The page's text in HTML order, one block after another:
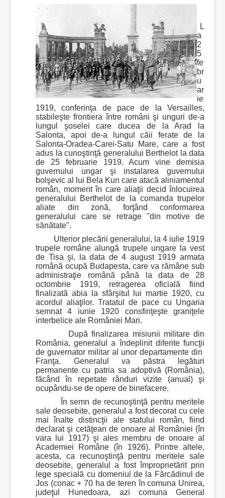
L
a
2
5
fe
br
u
ar
ie
1919, conferinţa de pace de la Versailles,
stabileşte frontiera între români şi unguri de-a
lungul şoselei care ducea de la Arad la
Salonta, apoi de-a lungul căii ferate de la
Salonta-Oradea-Carei-Satu Mare, care a fost
adus la cunoştinţă generalului Berthelot la data
de 25 februarie 1919. Acum vine demisia
guvernului ungar şi instalarea guvernului
bolşevic al lui Bela Kun care atacă aliniamentul
român, moment în care aliaţii decid înlocuirea
generalului Berthelot de la comanda trupelor
aliate din zonă, forţând conformarea
generalului care se retrage "din motive de
sănătate".
Ulterior plecării generalului, la 4 iulie 1919
trupele române alungă trupele ungare la vest
de Tisa şi, la data de 4 august 1919 armata
română ocupă Budapesta, care va rămâne sub
administraţie română până la data de 28
octombrie 1919, retragerea oficială fiind
finalizată abia la sfârşitul lui martie 1920, cu
acordul aliaţilor. Tratatul de pace cu Ungaria
semnat 4 iunie 1920 consfinţeşte graniţele
interbelice ale României Mari.
După finalizarea misiunii militare din
România, generalul a îndeplinit diferite funcţii
de guvernator militar al unor departamente din
Franţa. Generalul va păstra legături
permanente cu patria sa adoptivă (România),
făcând în repetate rânduri vizite (anual) şi
ocupându-se de opere de binefacere.
În semn de recunoştinţă pentru meritele
sale deosebite, generalul a fost decorat cu cele
mai înalte distincţii ale statului român, fiind
declarat şi cetăţean de onoare al României (în
vara lui 1917) şi ales membru de onoare al
Academiei Române (în 1926). Printre altele,
acesta, ca recunoştinţă pentru meritele sale
deosebite, generalul a fost împroprietărit prin
lege specială cu domeniul de la Fărcădinul de
Jos (conac + 70 ha de teren în comuna Unirea,
judeţul Hunedoara, azi comuna General